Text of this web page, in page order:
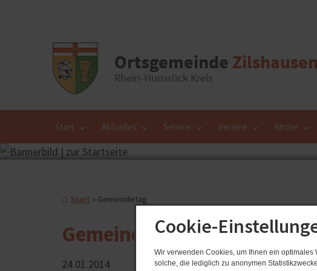
Cookie-
Wir verwenden Cookies, um Ihnen ein
solche, die lediglich zu anonymen
Start Aktuelles Service Vereine Kirche
Start Gemeindetag
Gemeindetag
24.​01.​2014